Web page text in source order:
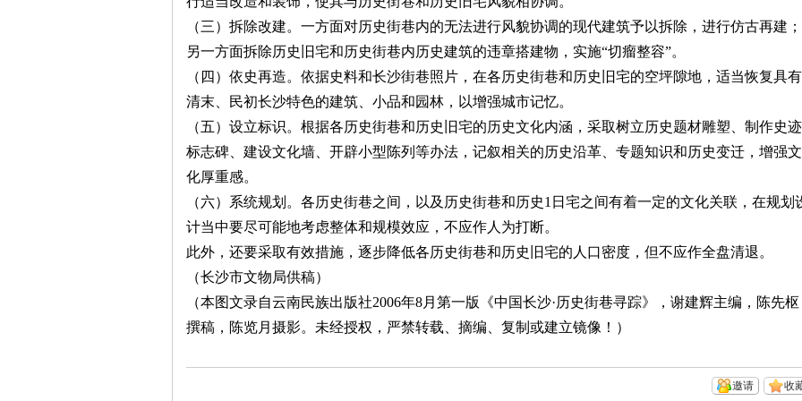
（三）拆除改建。一方面对历史街巷内的无法进行风貌协调的现代建筑予以拆除，进行仿古再建；
另一方面拆除历史旧宅和历史街巷内历史建筑的违章搭建物，实施“切瘤整容”。
（四）依史再造。依据史料和长沙街巷照片，在各历史街巷和历史旧宅的空坪隙地，适当恢复具有
清末、民初长沙特色的建筑、小品和园林，以增强城市记忆。
（五）设立标识。根据各历史街巷和历史旧宅的历史文化内涵，采取树立历史题材雕塑、制作史迹
标志碑、建设文化墙、开辟小型陈列等办法，记叙相关的历史沿革、专题知识和历史变迁，增强文
化厚重感。
（六）系统规划。各历史街巷之间，以及历史街巷和历史1 日宅之间有着一定的文化关联，在规划
计当中要尽可能地考虑整体和规模效应，不应作人为打断。
此外，还要采取有效措施，逐步降低各历史街巷和历史旧宅的人口密度，但不应作全盘清退。
（长沙市文物局供稿）
（本图文录自云南民族出版社2006年8月第一版《中国长沙·历史街巷寻踪》，谢建辉主编，陈先枢
撰稿，陈览月摄影。未经授权，严禁转载、摘编、复制或建立镜像！）
收
邀请